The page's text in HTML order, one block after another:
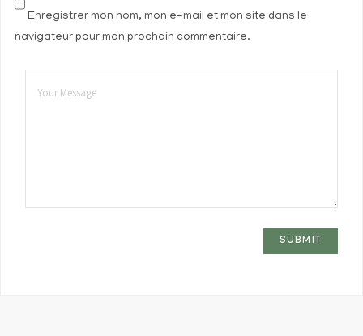
Enregistrer mon nom, mon e-mail et mon site dans le
navigateur pour mon prochain commentaire.